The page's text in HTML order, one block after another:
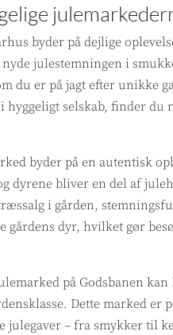
byder på dejlige
julestemningen i
du er på jagt efter unikke
hyggeligt selskab, finder du
byder på en autentisk
dyrene bliver en del af
i gården,
gårdens dyr, hvilket gør
på Godsbanen
Dette marked er
julegaver – fra smykker til